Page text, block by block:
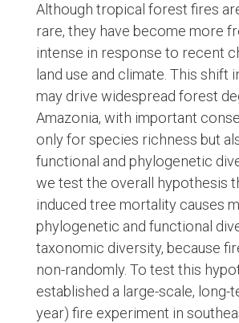
Although tropical forest fires
rare, they have become more
intense in response to recent
land use and climate. This shift
may drive widespread forest
Amazonia, with important
only for species richness but
functional and phylogenetic
we test the overall hypothesis
induced tree mortality causes
phylogenetic and functional
taxonomic diversity, because
non-randomly. To test this
established a large-scale, long-
year) fire experiment in